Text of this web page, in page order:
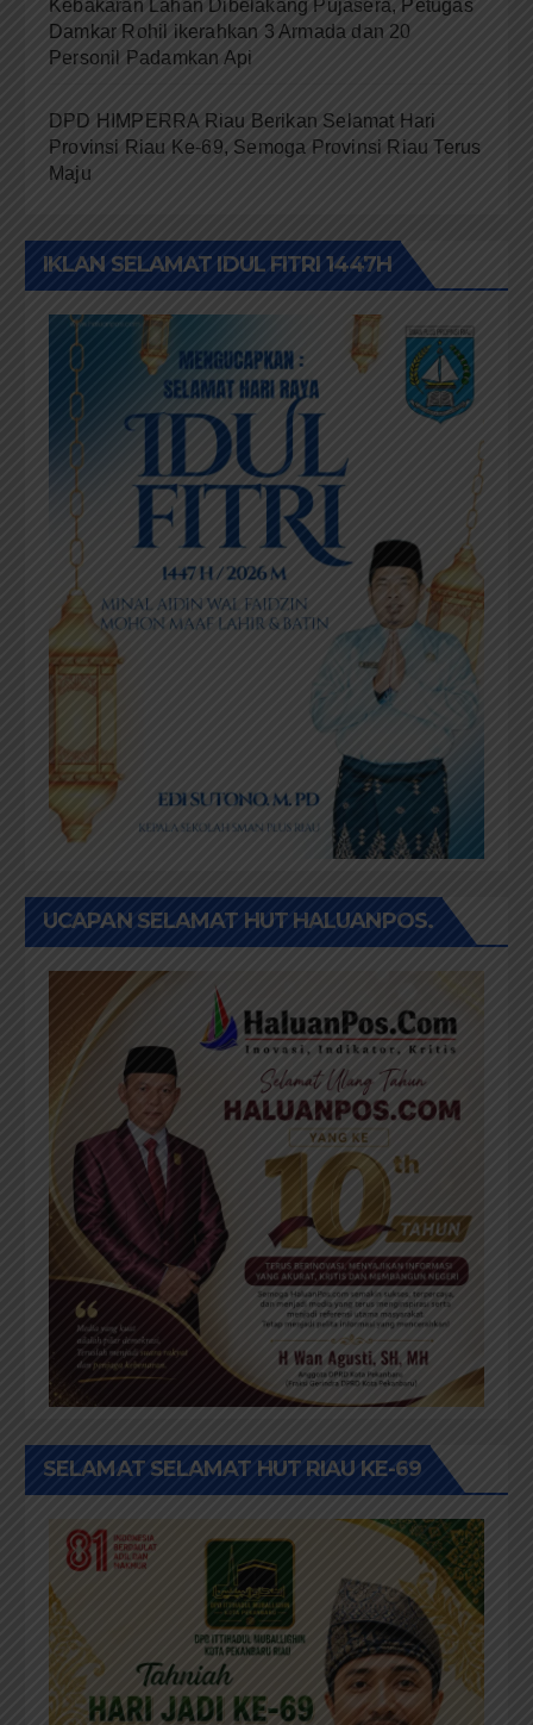
Kebakaran Lahan Dibelakang Pujasera, Petugas
Damkar Rohil ikerahkan 3 Armada dan 20
Personil Padamkan Api
DPD HIMPERRA Riau Berikan Selamat Hari
Provinsi Riau Ke-69, Semoga Provinsi Riau Terus
Maju
IKLAN SELAMAT IDUL FITRI 1447H
UCAPAN SELAMAT HUT HALUANPOS.
SELAMAT SELAMAT HUT RIAU KE-69